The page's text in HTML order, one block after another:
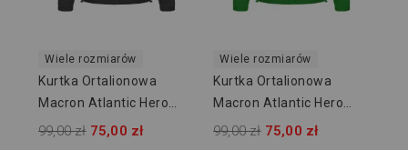
Wiele rozmiarów
Kurtka Ortalionowa
Macron Atlantic Hero
5321009
99,00 zł 75,00 zł
Wiele rozmiarów
Kurtka Ortalionowa
Macron Atlantic Hero
5321004
99,00 zł 75,00 zł